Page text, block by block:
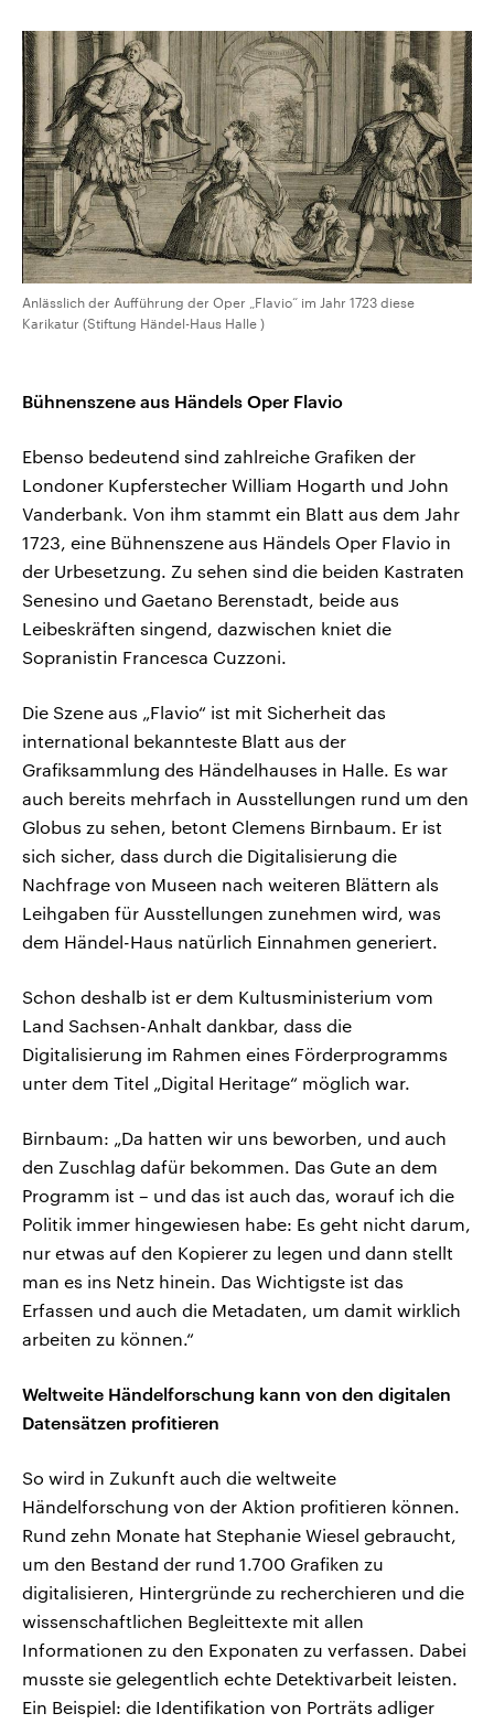
Anlässlich der Aufführung der Oper „Flavio“ im Jahr 1723 diese
Karikatur (Stiftung Händel-Haus Halle )
Bühnenszene aus Händels Oper Flavio
Ebenso bedeutend sind zahlreiche Grafiken der
Londoner Kupferstecher William Hogarth und John
Vanderbank. Von ihm stammt ein Blatt aus dem Jahr
1723, eine Bühnenszene aus Händels Oper Flavio in
der Urbesetzung. Zu sehen sind die beiden Kastraten
Senesino und Gaetano Berenstadt, beide aus
Leibeskräften singend, dazwischen kniet die
Sopranistin Francesca Cuzzoni.
Die Szene aus „Flavio“ ist mit Sicherheit das
international bekannteste Blatt aus der
Grafiksammlung des Händelhauses in Halle. Es war
auch bereits mehrfach in Ausstellungen rund um den
Globus zu sehen, betont Clemens Birnbaum. Er ist
sich sicher, dass durch die Digitalisierung die
Nachfrage von Museen nach weiteren Blättern als
Leihgaben für Ausstellungen zunehmen wird, was
dem Händel-Haus natürlich Einnahmen generiert.
Schon deshalb ist er dem Kultusministerium vom
Land Sachsen-Anhalt dankbar, dass die
Digitalisierung im Rahmen eines Förderprogramms
unter dem Titel „Digital Heritage“ möglich war.
Birnbaum: „Da hatten wir uns beworben, und auch
den Zuschlag dafür bekommen. Das Gute an dem
Programm ist – und das ist auch das, worauf ich die
Politik immer hingewiesen habe: Es geht nicht darum,
nur etwas auf den Kopierer zu legen und dann stellt
man es ins Netz hinein. Das Wichtigste ist das
Erfassen und auch die Metadaten, um damit wirklich
arbeiten zu können.“
Weltweite Händelforschung kann von den digitalen
Datensätzen profitieren
So wird in Zukunft auch die weltweite
Händelforschung von der Aktion profitieren können.
Rund zehn Monate hat Stephanie Wiesel gebraucht,
um den Bestand der rund 1.700 Grafiken zu
digitalisieren, Hintergründe zu recherchieren und die
wissenschaftlichen Begleittexte mit allen
Informationen zu den Exponaten zu verfassen. Dabei
musste sie gelegentlich echte Detektivarbeit leisten.
Ein Beispiel: die Identifikation von Porträts adliger